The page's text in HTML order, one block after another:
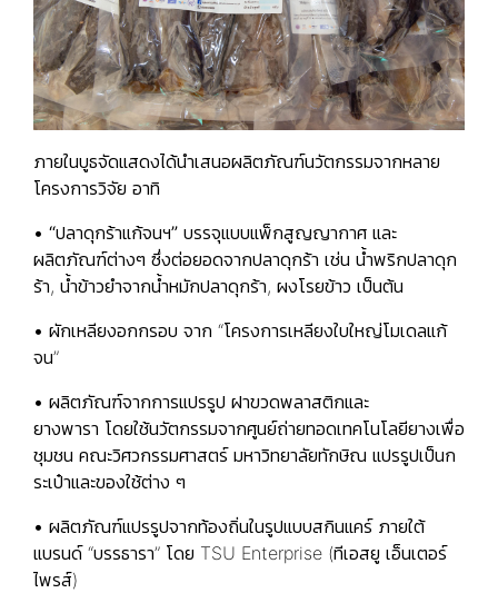
ภายในบูธจัดแสดงได้นำเสนอผลิตภัณฑ์นวัตกรรมจากหลาย
โครงการวิจัย อาทิ
• “ปลาดุกร้าแก้จนฯ” บรรจุแบบแพ็กสูญญากาศ และ
ผลิตภัณฑ์ต่างๆ ซึ่งต่อยอดจากปลาดุกร้า เช่น น้ำพริกปลาดุก
ร้า, น้ำข้าวยำจากน้ำหมักปลาดุกร้า, ผงโรยข้าว เป็นต้น
• ผักเหลียงอกกรอบ จาก “โครงการเหลียงใบใหญ่โมเดลแก้
จน”
• ผลิตภัณฑ์จากการแปรรูป ฝาขวดพลาสติกและ
ยางพารา โดยใช้นวัตกรรมจากศูนย์ถ่ายทอดเทคโนโลยียางเพื่อ
ชุมชน คณะวิศวกรรมศาสตร์ มหาวิทยาลัยทักษิณ แปรรูปเป็นก
ระเป๋าและของใช้ต่าง ๆ
• ผลิตภัณฑ์แปรรูปจากท้องถิ่นในรูปแบบสกินแคร์ภายใต้
แบรนด์ “บรรธารา” โดย TSU Enterprise (ทีเอสยู เอ็นเตอร์
ไพรส์)